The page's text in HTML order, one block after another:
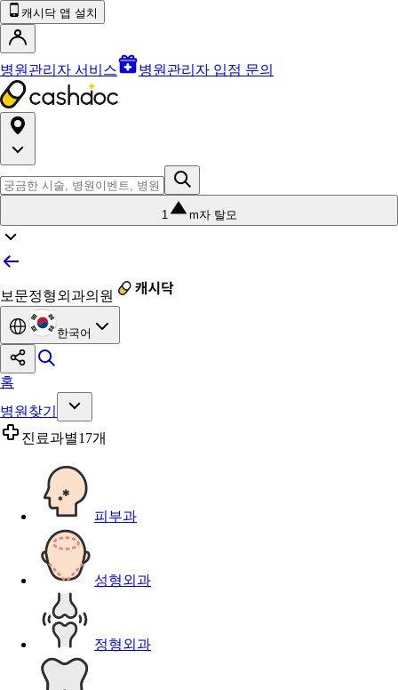
캐시닥 앱 설치
병원관리자 서비스 병원관리자 입점 문의
1 m자 탈모
보문정형외과의원
한국어
홈
병원찾기
진료과별17개
피부과
성형외과
정형외과